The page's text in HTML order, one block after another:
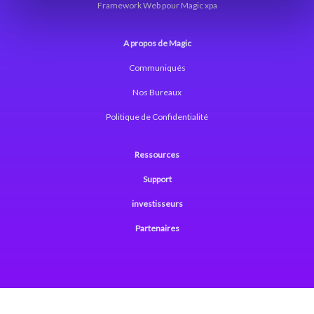
Framework Web pour Magic xpa
A propos de Magic
Communiqués
Nos Bureaux
Politique de Confidentialité
Ressources
Support
investisseurs
Partenaires